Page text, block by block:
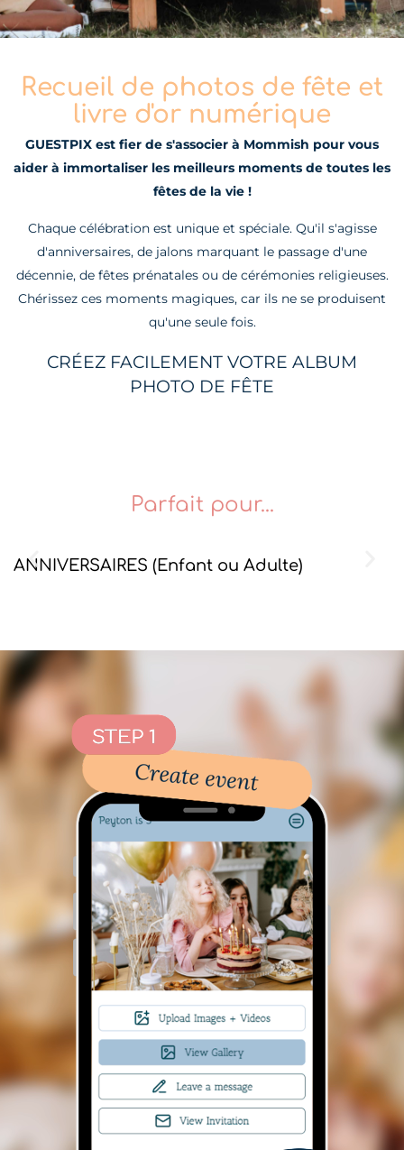
Recueil de photos de fête et
livre d'or numérique
GUESTPIX est fier de s'associer à Mommish pour vous
aider à immortaliser les meilleurs moments de toutes les
fêtes de la vie !
Chaque célébration est unique et spéciale. Qu'il s'agisse
d'anniversaires, de jalons marquant le passage d'une
décennie, de fêtes prénatales ou de cérémonies religieuses.
Chérissez ces moments magiques, car ils ne se produisent
qu'une seule fois.
CRÉEZ FACILEMENT VOTRE ALBUM
PHOTO DE FÊTE
Parfait pour...
ANNIVERSAIRES (Enfant ou Adulte)